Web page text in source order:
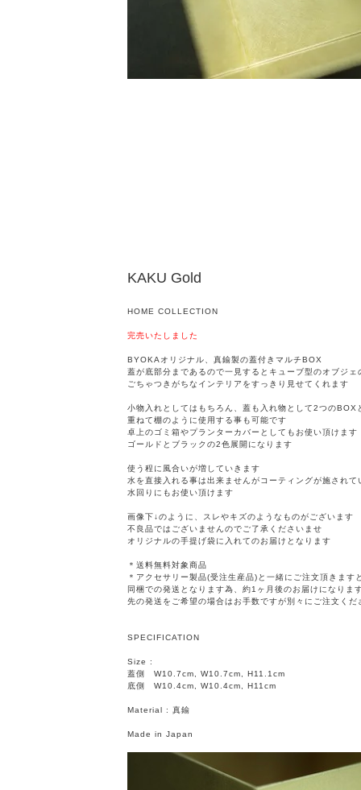
KAKU Gold
HOME COLLECTION
完売いたしました
BYOKAオリジナル、真鍮製の蓋付きマルチBOX
蓋が底部分まであるので一見するとキューブ型のオブジェ
ごちゃつきがちなインテリアをすっきり見せてくれます
小物入れとしてはもちろん、蓋も入れ物として2つのBOX
重ねて棚のように使用する事も可能です
卓上のゴミ箱やプランターカバーとしてもお使い頂けます
ゴールドとブラックの2色展開になります
使う程に風合いが増していきます
水を直接入れる事は出来ませんがコーティングが施されて
水回りにもお使い頂けます
画像下↓のように、スレやキズのようなものがございます
不良品ではございませんのでご了承くださいませ
オリジナルの手提げ袋に入れてのお届けとなります
＊送料無料対象商品
＊アクセサリー製品(受注生産品)と一緒にご注文頂きます
同梱での発送となります為、約1ヶ月後のお届けになりま
先の発送をご希望の場合はお手数ですが別々にご注文くだ
SPECIFICATION
Size :
蓋側 W10.7cm, W10.7cm, H11.1cm
底側 W10.4cm, W10.4cm, H11cm
Material : 真鍮
Made in Japan